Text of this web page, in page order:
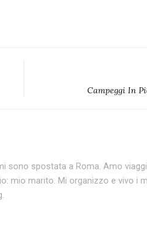
Campeggi In
sono spostata a Roma. Amo
mio marito. Mi organizzo e vivo i